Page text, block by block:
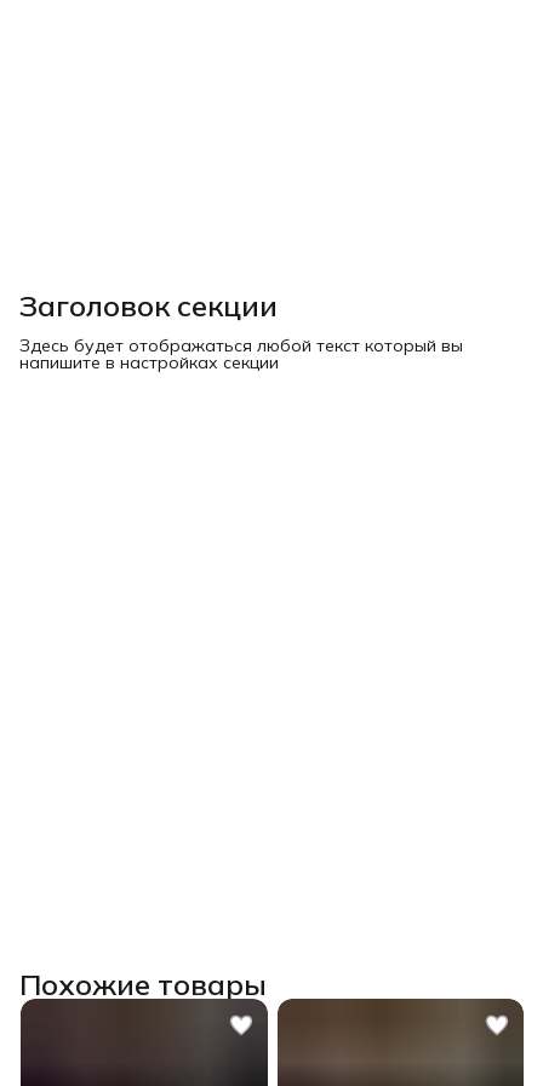
Заголовок секции
Здесь будет отображаться любой текст который вы
напишите в настройках секции
Похожие товары